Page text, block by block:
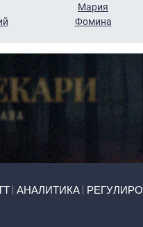
Мария
Фомина
АНАЛИТИКА